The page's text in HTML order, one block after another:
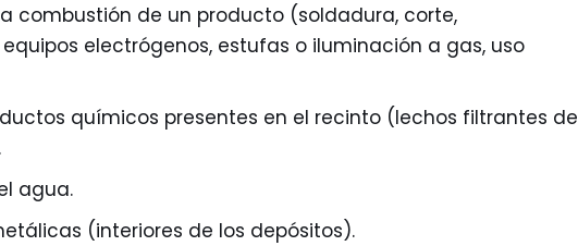
combustión de un producto (soldadura, corte,
electrógenos, estufas o iluminación a gas, uso
químicos presentes en el recinto (lechos filtrantes de
agua.
(interiores de los depósitos).